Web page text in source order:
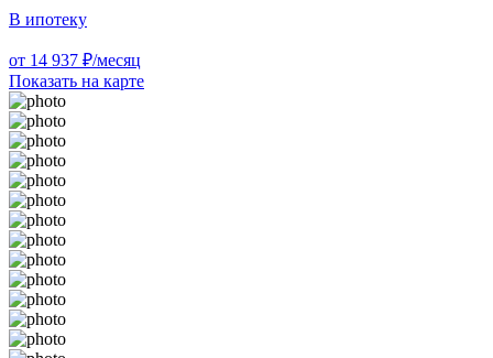
В ипотеку
от 14 937 ₽/месяц
Показать на карте